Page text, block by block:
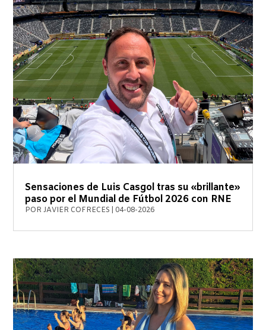
Sensaciones de Luis Casgol tras su «brillante»
paso por el Mundial de Fútbol 2026 con RNE
PORJAVIER COFRECES 04-08-2026